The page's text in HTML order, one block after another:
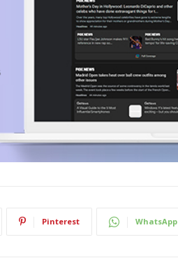
Pinterest WhatsApp